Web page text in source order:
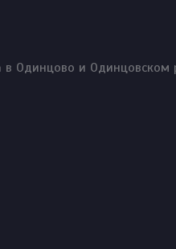
в Одинцово и Одинцовском